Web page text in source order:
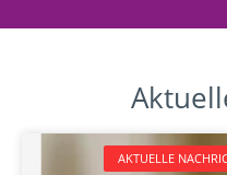
AKTUELLE